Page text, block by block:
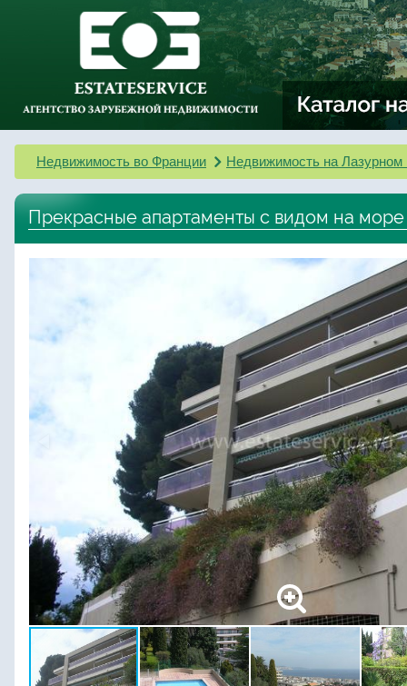
Недвижимость во Франции Недвижимость на Лазурном
Прекрасные апартаменты с видом на